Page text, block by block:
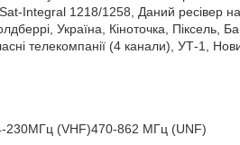
Integral 1218/1258, Даний ресівер на
Україна, Кіноточка, Піксель,
телекомпанії (4 канали), УТ-1,
230МГц (VHF)470-862 МГц (UNF)